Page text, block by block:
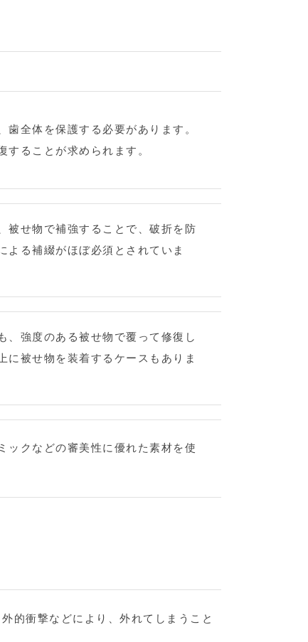
全体を保護する必要があります。
ることが求められます。
被せ物で補強することで、破折を防
よる補綴がほぼ必須とされていま
、強度のある被せ物で覆って修復し
に被せ物を装着するケースもありま
ックなどの審美性に優れた素材を使
的衝撃などにより、外れてしまうこと